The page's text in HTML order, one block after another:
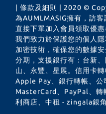
| 條款及細則 | 2020 ©
為AUMLMASIG擁有，訪
直接下單加入會員領取優惠
我們致力於保護您的個人
加密技術，確保您的數據
分期，支援銀行有：台新
山、永豐、星展。信用卡
Apple Pay、銀行轉帳、公
MasterCard、PayPal、轉
利商店、中租 - zingala銀